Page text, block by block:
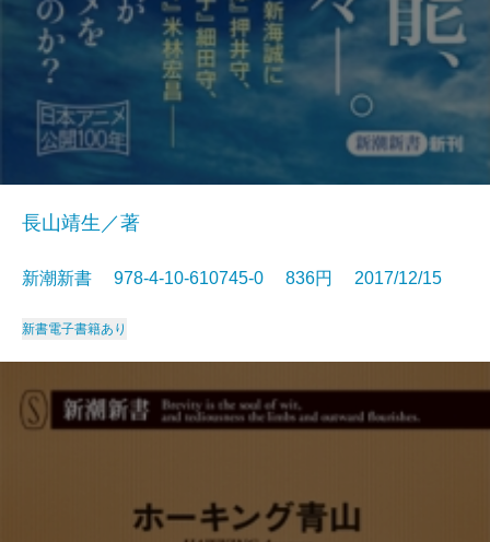
長山靖生／著
新潮新書 978-4-10-610745-0 836円 2017/12/15
新書電子書籍あり